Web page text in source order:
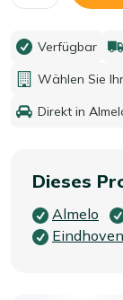
Verfügbar
Wählen Sie Ihr
Direkt in
Dieses
Almelo
Eindhoven